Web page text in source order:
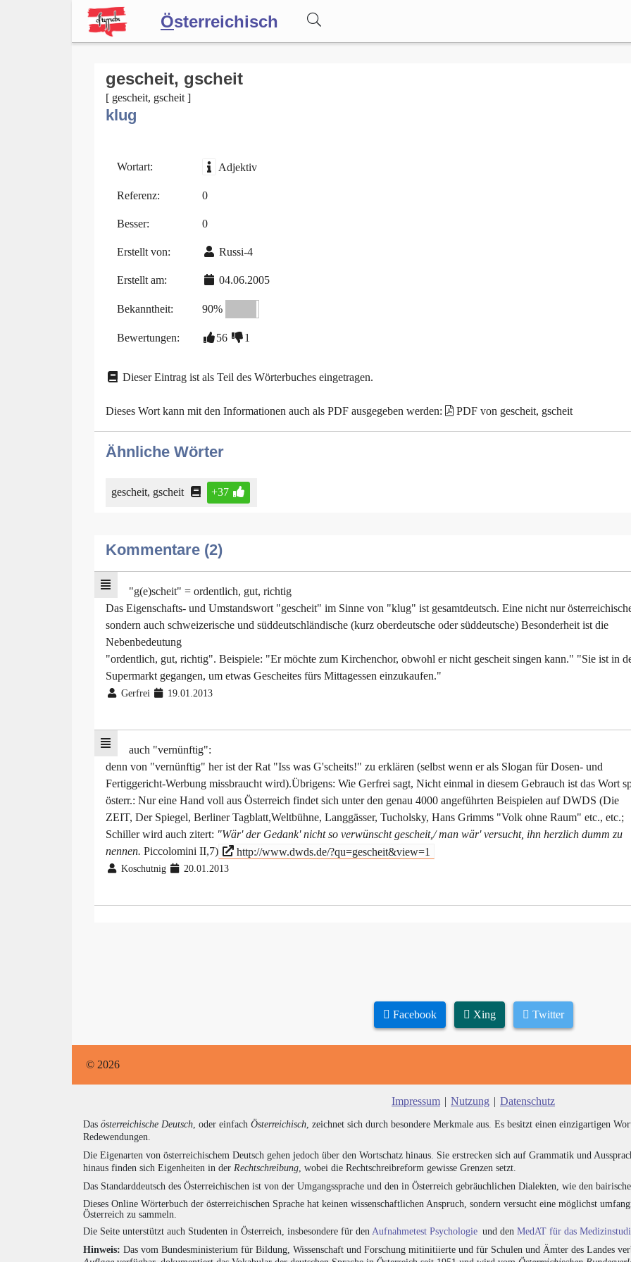
Österreichisch
Forum
Blog
gescheit, gscheit
[ gescheit, gscheit ]
klug
Wortart: Adjektiv
Referenz: 0
Besser: 0
Erstellt von: Russi-4
Erstellt am: 04.06.2005
Bekanntheit: 90%
Bewertungen: 56 1
Dieser Eintrag ist als Teil des Wörterbuches eingetragen.
Dieses Wort kann mit den Informationen auch als PDF ausgegeben werden: PDF von gescheit, gscheit
Ähnliche Wörter
gescheit, gscheit +37
Kommentare (2)
"g(e)scheit" = ordentlich, gut, richtig
Das Eigenschafts- und Umstandswort "gescheit" im Sinne von "klug" ist gesamtdeutsch. Eine nicht nur
sondern auch schweizerische und süddeutschländische (kurz oberdeutsche oder süddeutsche) Besonderheit ist die
Nebenbedeutung
"ordentlich, gut, richtig". Beispiele: "Er möchte zum Kirchenchor, obwohl er nicht gescheit singen kann." "Sie ist in
Supermarkt gegangen, um etwas Gescheites fürs Mittagessen einzukaufen."
Gerfrei 19.01.2013
auch "vernünftig":
denn von "vernünftig" her ist der Rat "Iss was G'scheits!" zu erklären (selbst wenn er als Slogan für Dosen- und
Fertiggericht-Werbung missbraucht wird).Übrigens: Wie Gerfrei sagt, Nicht einmal in diesem Gebrauch ist das Wort
österr.: Nur eine Hand voll aus Österreich findet sich unter den genau 4000 angeführten Beispielen auf DWDS (Die
ZEIT, Der Spiegel, Berliner Tagblatt,Weltbühne, Langgässer, Tucholsky, Hans Grimms "Volk ohne Raum" etc., etc.;
Schiller wird auch zitert: "Wär' der Gedank' nicht so verwünscht gescheit,/ man wär' versucht, ihn herzlich dumm zu
nennen. Piccolomini II,7) http://www.dwds.de/?qu=gescheit&view=1
Koschutnig 20.01.2013
Facebook Xing Twitter
© 2026
Impressum | Nutzung | Datenschutz
Das österreichische Deutsch, oder einfach Österreichisch, zeichnet sich durch besondere Merkmale aus. Es besitzt einen einzigartigen
Redewendungen.
Die Eigenarten von österreichischem Deutsch gehen jedoch über den Wortschatz hinaus. Sie erstrecken sich auf Grammatik und
hinaus finden sich Eigenheiten in der Rechtschreibung, wobei die Rechtschreibreform gewisse Grenzen setzt.
Das Standarddeutsch des Österreichischen ist von der Umgangssprache und den in Österreich gebräuchlichen Dialekten, wie den
Dieses Online Wörterbuch der österreichischen Sprache hat keinen wissenschaftlichen Anspruch, sondern versucht eine möglichst
Österreich zu sammeln.
Die Seite unterstützt auch Studenten in Österreich, insbesondere für den Aufnahmetest Psychologie und den MedAT für das
Hinweis: Das vom Bundesministerium für Bildung, Wissenschaft und Forschung mitinitiierte und für Schulen und Ämter des Landes